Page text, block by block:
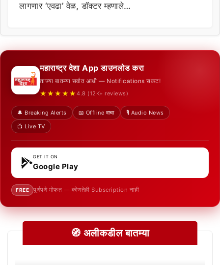
लागणार ‘एवढा’ वेळ, डॉक्टर म्हणाले…
महाराष्ट्र देशा App डाउनलोड करा
ताज्या बातम्या सर्वात आधी — Notifications सकट!
★★★★★ 4.8 (12K+ reviews)
🔔 Breaking Alerts 📖 Offline वाचा
🎙️ Audio News
📺 Live TV
GET IT ON
Google Play
FREE पूर्णपणे मोफत — कोणतेही Subscription नाही
🧭 अलीकडील बातम्या